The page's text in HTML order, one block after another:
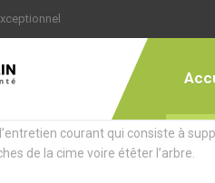
courant qui consiste à
de la cime voire étêter l’arbre.